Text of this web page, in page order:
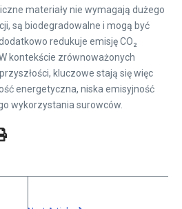
materiały nie wymagają dużego
są biodegradowalne i mogą być
redukuje emisję CO₂
kontekście zrównoważonych
kluczowe stają się więc
energetyczna, niska emisyjność
wykorzystania surowców.